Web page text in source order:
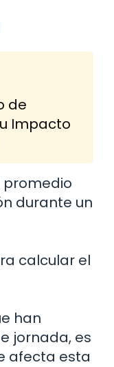
de
Impacto
promedio
durante un
calcular el
han
jornada, es
afecta esta